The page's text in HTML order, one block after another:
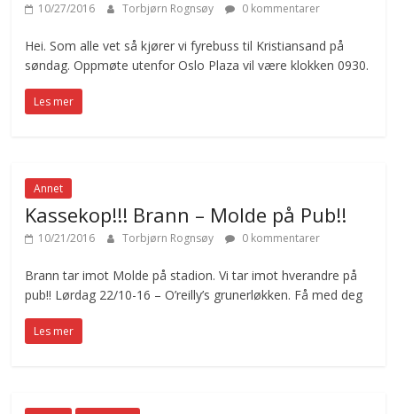
10/27/2016 Torbjørn Rognsøy 0 kommentarer
Hei. Som alle vet så kjører vi fyrebuss til Kristiansand på
søndag. Oppmøte utenfor Oslo Plaza vil være klokken 0930.
Les mer
Annet
Kassekop!!! Brann – Molde på Pub!!
10/21/2016 Torbjørn Rognsøy 0 kommentarer
Brann tar imot Molde på stadion. Vi tar imot hverandre på
pub!! Lørdag 22/10-16 – O’reilly’s grunerløkken. Få med deg
Les mer